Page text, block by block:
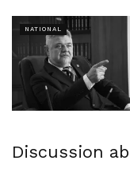
NATIONAL
Discussion